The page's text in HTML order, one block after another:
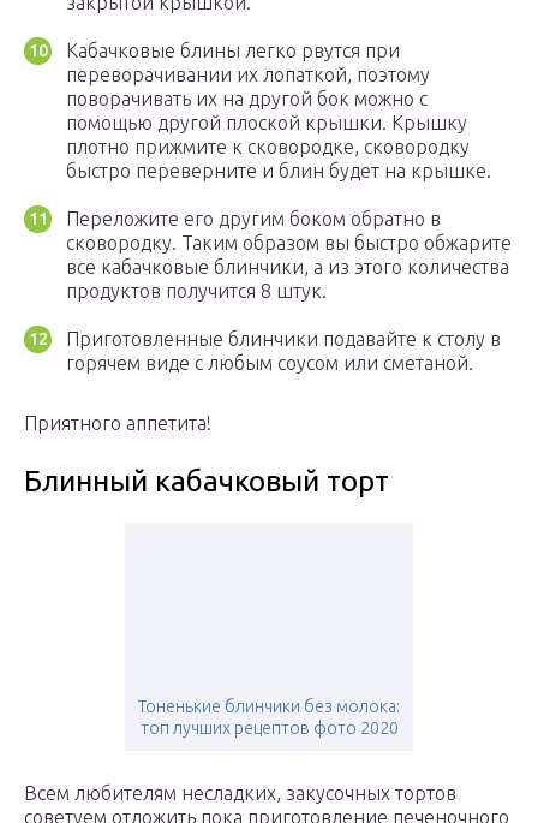
Кабачковые блины легко рвутся при
переворачивании их лопаткой, поэтому
поворачивать их на другой бок можно с
помощью другой плоской крышки. Крышку
плотно прижмите к сковородке, сковородку
быстро переверните и блин будет на крышке.
Переложите его другим боком обратно в
сковородку. Таким образом вы быстро обжарите
все кабачковые блинчики, а из этого количества
продуктов получится 8 штук.
Приготовленные блинчики подавайте к столу в
горячем виде с любым соусом или сметаной.
Приятного аппетита!
Блинный кабачковый торт
Тоненькие блинчики без молока:
топ лучших рецептов фото 2020
Всем любителям несладких, закусочных тортов
советуем отложить пока приготовление печеночного